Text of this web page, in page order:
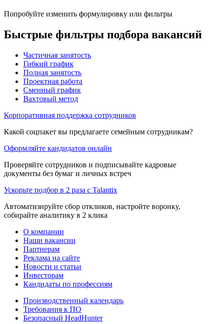
Попробуйте изменить формулировку или фильтры
Быстрые фильтры подбора вакансий
Частичная занятость
Гибкий график
Полная занятость
Проектная работа
Сменный график
Вахтовый метод
Корпоративная поддержка сотрудников
Какой соцпакет вы предлагаете семейным сотрудникам?
Оформляйте кандидатов онлайн
Проверяйте сотрудников и подписывайте кадровые
документы без бумаг и личных встреч
Ускорьте подбор в 2 раза с Talantix
Автоматизируйте сбор откликов, настройте воронку,
собирайте аналитику в 2 клика
О компании
Наши вакансии
Партнерам
Реклама на сайте
Новости и статьи
Инвесторам
Кандидаты по профессиям
Производственный календарь
Требования к ПО
Безопасный HeadHunter